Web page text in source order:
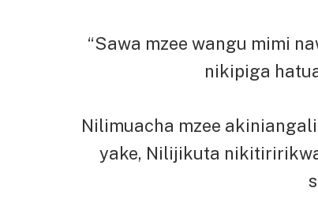
“Sawa mzee wangu mimi
nikipiga
Nilimuacha mzee
yake, Nilijikuta